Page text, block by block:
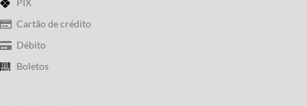
PIX
Cartão de crédito
Débito
Boletos